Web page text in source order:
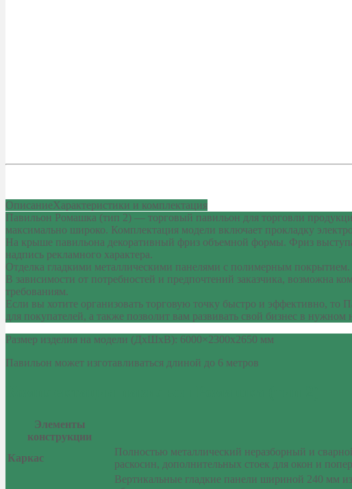
ОписаниеХарактеристики и комплектация
Павильон Ромашка (тип 2) — торговый павильон для торговли
максимально широко. Комплектация модели включает прокладку
На крыше павильона декоративный фриз объемной формы. Фриз
надпись рекламного характера.
Отделка гладкими металлическими панелями с полимерным
В зависимости от потребностей и предпочтений заказчика, возможна
требованиям.
Если вы хотите организовать торговую точку быстро и эффективно,
для покупателей, а также позволит вам развивать свой бизнес в нужном
Размер изделия на модели (ДхШхВ): 6000×2300х2650 мм
Павильон может изготавливаться длиной до 6 метров
Элементы
конструкции
Каркас
Полностью металлический неразборный и
раскосин, дополнительных стоек для окон и
Вертикальные гладкие панели шириной 240 мм